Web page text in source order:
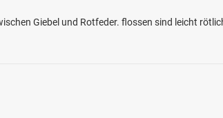
Giebel und Rotfeder. flossen sind leicht